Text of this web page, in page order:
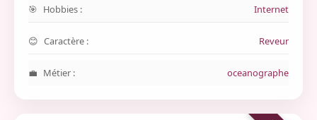
Hobbies : Internet
Caractère : Reveur
Métier : oceanographe